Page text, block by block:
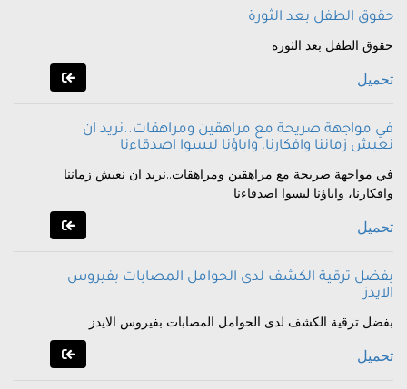
حقوق الطفل بعد الثورة
حقوق الطفل بعد الثورة
تحميل
في مواجهة صريحة مع مراهقين ومراهقات..نريد ان
نعيش زماننا وافكارنا، واباؤنا ليسوا اصدقاءنا
في مواجهة صريحة مع مراهقين ومراهقات..نريد ان نعيش زماننا
وافكارنا، واباؤنا ليسوا اصدقاءنا
تحميل
بفضل ترقية الكشف لدى الحوامل المصابات بفيروس
الايدز
بفضل ترقية الكشف لدى الحوامل المصابات بفيروس الايدز
تحميل